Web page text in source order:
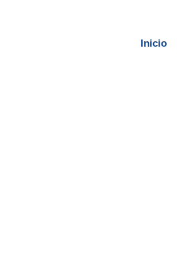
Inicio